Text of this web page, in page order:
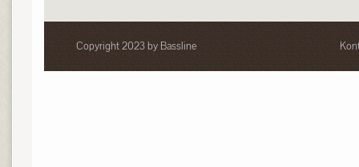
Copyright 2023 by Bassline